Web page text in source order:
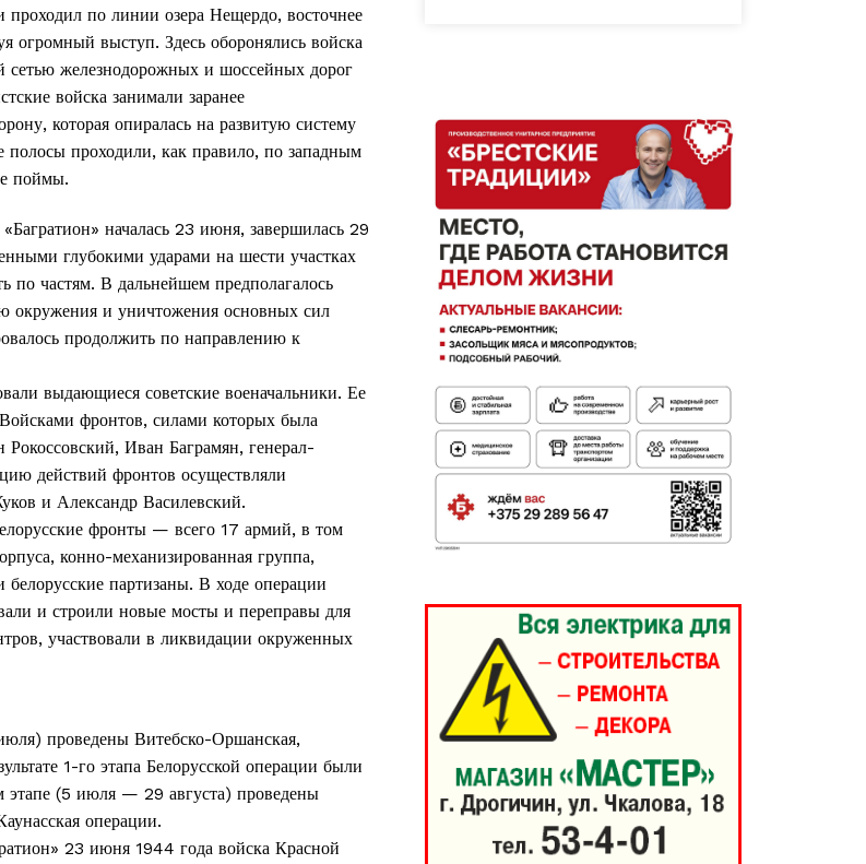
по линии озера Нещердо, восточнее
выступ. Здесь оборонялись войска
сетью железнодорожных и шоссейных дорог
войска занимали заранее
которая опиралась на развитую систему
проходили, как правило, по западным
поймы.
началась 23 июня, завершилась 29
глубокими ударами на шести участках
по частям. В дальнейшем предполагалось
окружения и уничтожения основных сил
продолжить по направлению к
выдающиеся советские военачальники. Ее
фронтов, силами которых была
Иван Баграмян, генерал-
действий фронтов осуществляли
и Александр Василевский.
фронты — всего 17 армий, в том
конно-механизированная группа,
партизаны. В ходе операции
и строили новые мосты и переправы для
участвовали в ликвидации окруженных
проведены Витебско-Оршанская,
1-го этапа Белорусской операции были
(5 июля — 29 августа) проведены
операции.
23 июня 1944 года войска Красной